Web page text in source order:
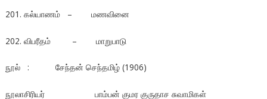
201. கல்யாணம் – மணவினை
202. விபரீதம் – மாறுபாடு
நூல் : சேந்தன் செந்தமிழ் (1906)
நூலாசிரியர் பாம்பன் குமர குருதாச சுவாமிகள்